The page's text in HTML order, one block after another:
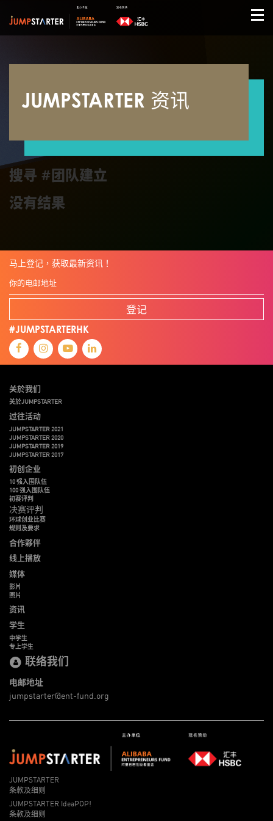
JUMPSTARTER 资讯
搜寻 #团队建立
没有结果
马上登记，获取最新资讯！
登记
#JUMPSTARTERHK
关於我们
关於JUMPSTARTER
过往活动
JUMPSTARTER 2021
JUMPSTARTER 2020
JUMPSTARTER 2019
JUMPSTARTER 2017
初创企业
10 强入围队伍
100 强入围队伍
初赛评判
决赛评判
环球创业比赛
规则及要求
合作夥伴
线上播放
媒体
影片
照片
资讯
学生
中学生
专上学生
联络我们
电邮地址
jumpstarter@ent-fund.org
JUMPSTARTER
条款及细则
JUMPSTARTER IdeaPOP!
条款及细则